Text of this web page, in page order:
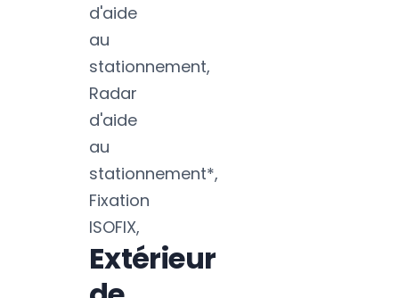
d'aide
au
stationnement,
Radar
d'aide
au
stationnement*,
Fixation
ISOFIX,
Extérieur